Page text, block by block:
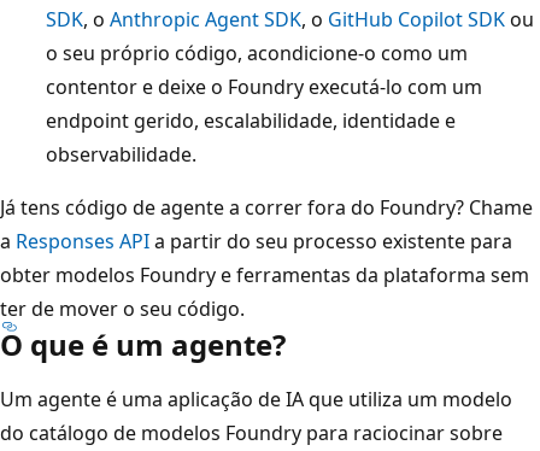
SDK, o Anthropic Agent SDK, o GitHub Copilot SDKou
o seu próprio código, acondicione-o como um
contentor e deixe o Foundry executá-lo com um
endpoint gerido, escalabilidade, identidade e
observabilidade.
Já tens código de agente a correr fora do Foundry? Chame
a Responses APIa partir do seu processo existente para
obter modelos Foundry e ferramentas da plataforma sem
ter de mover o seu código.
O que é um agente?
Um agente é uma aplicação de IA que utiliza um modelo
do catálogo de modelos Foundry para raciocinar sobre